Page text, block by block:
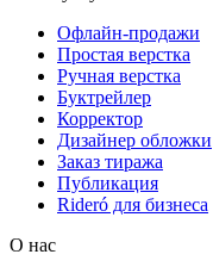
Офлайн-продажи
Простая верстка
Ручная верстка
Буктрейлер
Корректор
Дизайнер обложки
Заказ тиража
Публикация
Rideró для бизнеса
О нас